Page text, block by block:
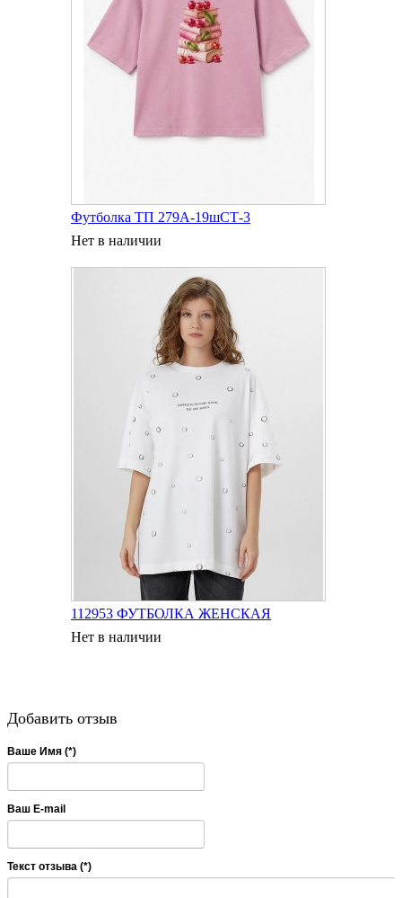
Футболка ТП 279А-19шСТ-3
Нет в наличии
112953 ФУТБОЛКА ЖЕНСКАЯ
Нет в наличии
Добавить отзыв
Ваше Имя (*)
Ваш E-mail
Текст отзыва (*)